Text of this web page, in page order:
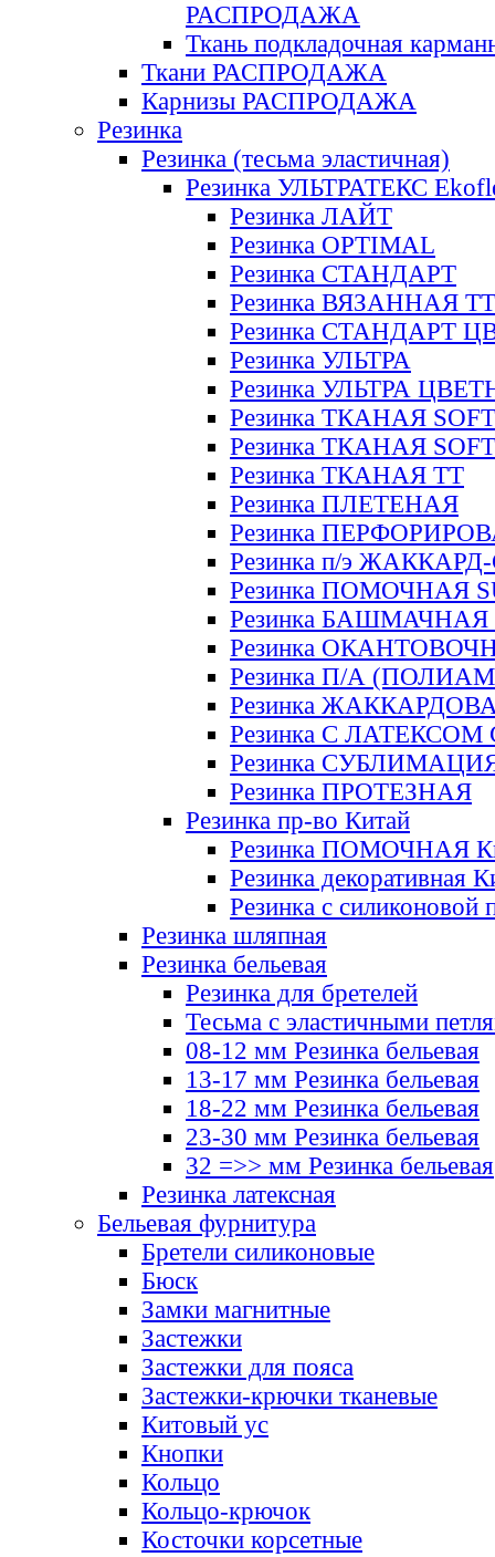
РАСПРОДАЖА
Ткань подкладочная
Ткани РАСПРОДАЖА
Карнизы РАСПРОДАЖА
Резинка
Резинка (тесьма эластичная)
Резинка УЛЬТРАТЕКС
Резинка ЛАЙТ
Резинка OPTIMAL
Резинка СТАНДАРТ
Резинка ВЯЗАННАЯ ТТ
Резинка СТАНДАРТ
Резинка УЛЬТРА
Резинка УЛЬТРА
Резинка ТКАНАЯ SOFT
Резинка ТКАНАЯ
Резинка ТКАНАЯ ТТ
Резинка ПЛЕТЕНАЯ
Резинка
Резинка п/э
Резинка ПОМОЧНАЯ
Резинка БАШМАЧНАЯ
Резинка
Резинка П/А
Резинка
Резинка С ЛАТЕКСОМ
Резинка
Резинка ПРОТЕЗНАЯ
Резинка пр-во Китай
Резинка ПОМОЧНАЯ
Резинка декоративная
Резинка с силиконовой
Резинка шляпная
Резинка бельевая
Резинка для бретелей
Тесьма с эластичными
08-12 мм Резинка бельевая
13-17 мм Резинка бельевая
18-22 мм Резинка бельевая
23-30 мм Резинка бельевая
32 =>> мм Резинка бельевая
Резинка латексная
Бельевая фурнитура
Бретели силиконовые
Бюск
Замки магнитные
Застежки
Застежки для пояса
Застежки-крючки тканевые
Китовый ус
Кнопки
Кольцо
Кольцо-крючок
Косточки корсетные